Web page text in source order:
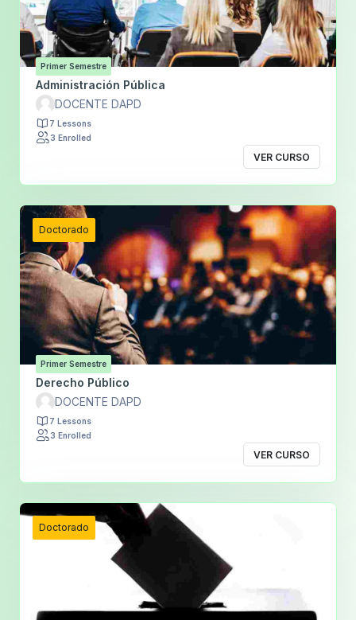
Primer Semestre
Administración Pública
DOCENTE DAPD
7 Lessons
3 Enrolled
VER CURSO
Doctorado
Primer Semestre
Derecho Público
DOCENTE DAPD
7 Lessons
3 Enrolled
VER CURSO
Doctorado